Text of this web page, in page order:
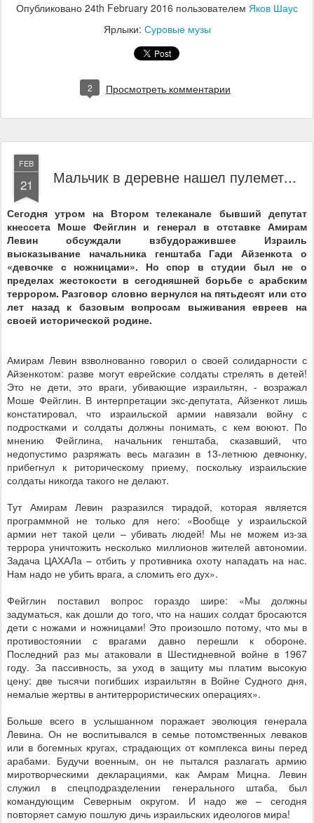
Опубликовано 24th February 2016 пользователем Яков Шаус
Ярлыки: Суровые музы
2 Просмотреть комментарии
FEB
21 Мальчик в деревне нашел пулемет...
Сегодня утром на Втором телеканале бывший депутат
кнессета Моше Фейглин и генерал в отставке Амирам
Левин обсуждали взбудоражившее Израиль
высказывание начальника генштаба Гади Айзенкота о
«девочке с ножницами». Но спор в студии был не о
пределах жестокости в сегодняшней борьбе с арабским
террором. Разговор словно вернулся на пятьдесят или сто
лет назад к базовым вопросам выживания евреев на
своей исторической родине.
Амирам Левин взволнованно говорил о своей солидарности с
Айзенкотом: разве могут еврейские солдаты стрелять в детей!
Это не дети, это враги, убивающие израильтян, - возражал
Моше Фейглин. В интерпретации экс-депутата, Айзенкот лишь
констатировал, что израильской армии навязали войну с
подростками и солдаты должны понимать, с кем воюют. По
мнению Фейглина, начальник генштаба, сказавший, что
недопустимо разряжать весь магазин в 13-летнюю девчонку,
прибегнул к риторическому приему, поскольку израильские
солдаты никогда такого не делают.
Тут Амирам Левин разразился тирадой, которая является
программной не только для него: «Вообще у израильской
армии нет такой цели – убивать людей! Мы не можем из-за
террора уничтожить несколько миллионов жителей автономии.
Задача ЦАХАЛа – отбить у противника охоту нападать на нас.
Нам надо не убить врага, а сломить его дух».
Фейглин поставил вопрос гораздо шире: «Мы должны
задуматься, как дошли до того, что на наших солдат бросаются
дети с ножами и ножницами! Это произошло потому, что мы в
противостоянии с врагами давно перешли к обороне.
Последний раз мы атаковали в Шестидневной войне в 1967
году. За пассивность, за уход в защиту мы платим высокую
цену: две тысячи погибших израильтян в Войне Судного дня,
немалые жертвы в антитеррористических операциях».
Больше всего в услышанном поражает эволюция генерала
Левина. Он не воспитывался в семье потомственных леваков
или в богемных кругах, страдающих от комплекса вины перед
арабами. Будучи военным, он не пытался разлагать армию
миротворческими декларациями, как Амрам Мицна. Левин
служил в спецподразделении генерального штаба, был
командующим Северным округом. И надо же – сегодня
повторяет самую пошлую дичь израильских идеологов мира!